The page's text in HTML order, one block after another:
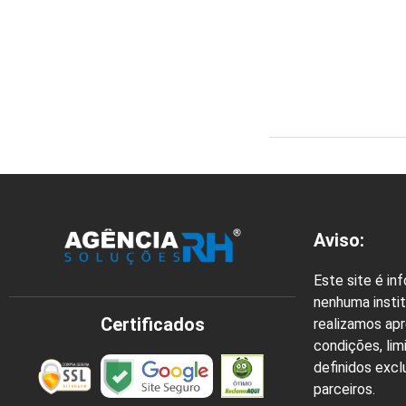
Certificados
Aviso:
Este site é
nenhuma
realizamos
condições,
definidos
parceiros.